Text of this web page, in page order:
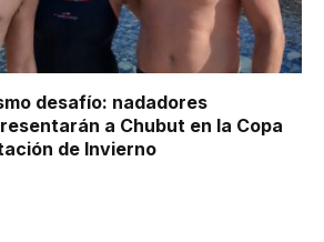
desafío: nadadores
a Chubut en la Copa
de Invierno